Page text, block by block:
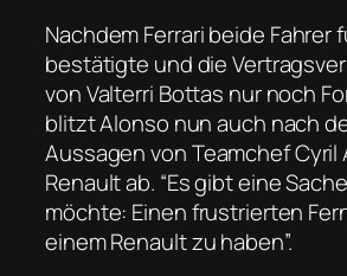
Nachdem Ferrari beide Fahrer
bestätigte und die
von Valterri Bottas nur noch
blitzt Alonso nun auch nach
Aussagen von Teamchef
Renault ab. “Es gibt eine
möchte: Einen frustrierten
einem Renault zu haben”.